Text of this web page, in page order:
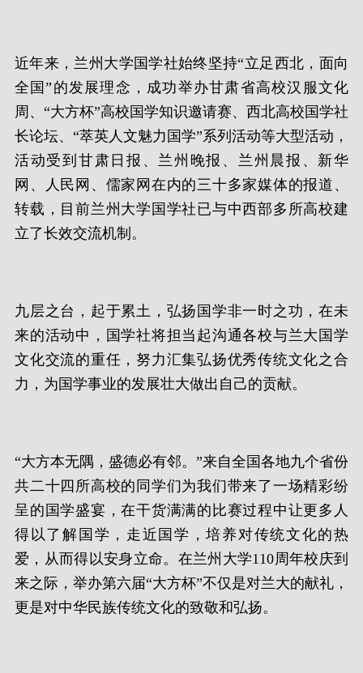
近年来，兰州大学国学社始终坚持“立足西北，面向
全国”的发展理念，成功举办甘肃省高校汉服文化
周、“大方杯”高校国学知识邀请赛、西北高校国学社
长论坛、“萃英人文魅力国学”系列活动等大型活动，
活动受到甘肃日报、兰州晚报、兰州晨报、新华
网、人民网、儒家网在内的三十多家媒体的报道、
转载，目前兰州大学国学社已与中西部多所高校建
立了长效交流机制。
九层之台，起于累土，弘扬国学非一时之功，在未
来的活动中，国学社将担当起沟通各校与兰大国学
文化交流的重任，努力汇集弘扬优秀传统文化之合
力，为国学事业的发展壮大做出自己的贡献。
“大方本无隅，盛德必有邻。”来自全国各地九个省份
共二十四所高校的同学们为我们带来了一场精彩纷
呈的国学盛宴，在干货满满的比赛过程中让更多人
得以了解国学，走近国学，培养对传统文化的热
爱，从而得以安身立命。在兰州大学110周年校庆到
来之际，举办第六届“大方杯”不仅是对兰大的献礼，
更是对中华民族传统文化的致敬和弘扬。